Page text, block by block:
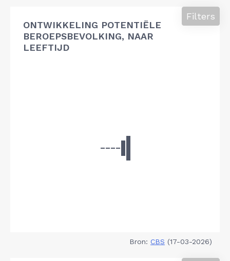
ONTWIKKELING POTENTIËLE
BEROEPSBEVOLKING, NAAR
LEEFTIJD
Filters
Bron: CBS (17-03-2026)